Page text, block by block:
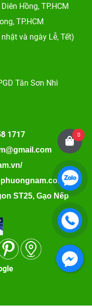
Hồng, TP.HCM
TP.HCM
và ngày Lễ, Tết)
Tân Sơn Nhì
1717
ST25, Gạo Nếp
0